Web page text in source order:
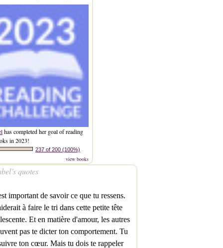
has completed her goal of reading
in 2023!
237 of 200 (100%)
view books
quotes
important de savoir ce que tu ressens.
à faire le tri dans cette petite tête
Et en matière d'amour, les autres
pas te dicter ton comportement. Tu
ton cœur. Mais tu dois te rappeler